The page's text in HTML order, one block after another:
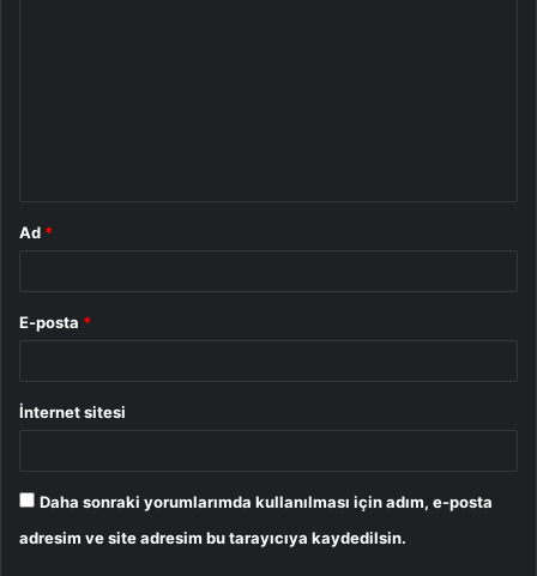
Ad *
E-posta *
İnternet sitesi
Daha sonraki yorumlarımda kullanılması için adım, e-posta
adresim ve site adresim bu tarayıcıya kaydedilsin.